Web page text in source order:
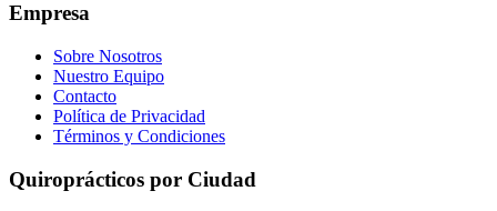
Empresa
Sobre Nosotros
Nuestro Equipo
Contacto
Política de Privacidad
Términos y Condiciones
Quiroprácticos por Ciudad